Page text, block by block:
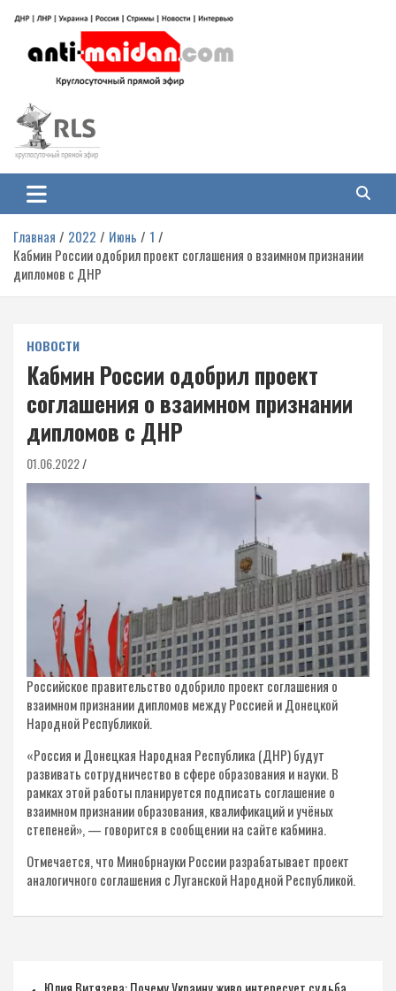
содержимому
Антимайдан: Гражданская война
на Украине
гражданской войне на Украине, включая события в Новороссии, ДНР,
ЛНР и других регионах.
Главная 2022 Июнь
1
Кабмин России одобрил проект соглашения о взаимном признании
дипломов с ДНР
НОВОСТИ
Кабмин России одобрил проект
соглашения о взаимном признании
дипломов с ДНР
01.06.2022
Российское правительство одобрило проект соглашения о
взаимном признании дипломов между Россией и Донецкой
Народной Республикой.
«Россия и Донецкая Народная Республика (ДНР) будут
развивать сотрудничество в сфере образования и науки. В
рамках этой работы планируется подписать соглашение о
взаимном признании образования, квалификаций и учёных
степеней», — говорится в сообщении на сайте кабмина.
Отмечается, что Минобрнауки России разрабатывает проект
аналогичного соглашения с Луганской Народной Республикой.